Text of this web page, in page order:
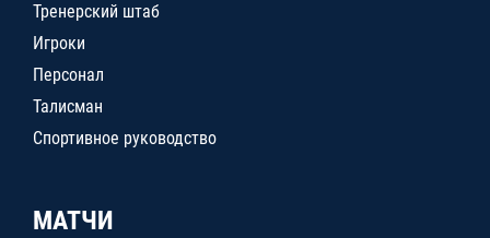
Тренерский штаб
Игроки
Персонал
Талисман
Спортивное руководство
МАТЧИ